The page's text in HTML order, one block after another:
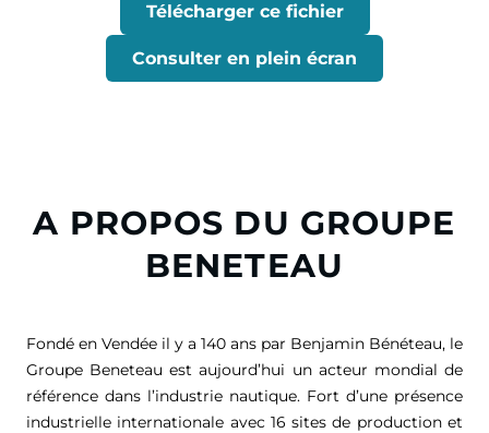
Télécharger ce fichier
Consulter en plein écran
A PROPOS DU GROUPE
BENETEAU
Fondé en Vendée il y a 140 ans par Benjamin Bénéteau, le
Groupe Beneteau est aujourd’hui un acteur mondial de
référence dans l’industrie nautique. Fort d’une présence
industrielle internationale avec 16 sites de production et